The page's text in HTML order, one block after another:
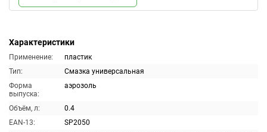
Характеристики
Применение:
пластик
Тип:
Смазка универсальная
Форма
выпуска:
аэрозоль
Объём, л:
0.4
EAN-13:
SP2050